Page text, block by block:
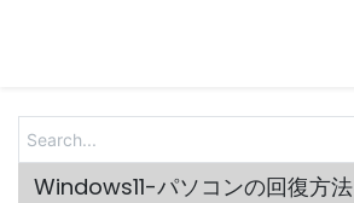
Windows11-パソコンの回復方法